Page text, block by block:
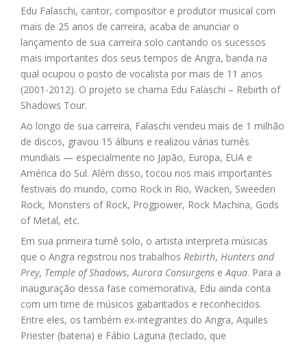
Edu Falaschi, cantor, compositor e produtor musical com
mais de 25 anos de carreira, acaba de anunciar o
lançamento de sua carreira solo cantando os sucessos
mais importantes dos seus tempos de Angra, banda na
qual ocupou o posto de vocalista por mais de 11 anos
(2001-2012). O projeto se chama Edu Falaschi – Rebirth of
Shadows Tour.
Ao longo de sua carreira, Falaschi vendeu mais de 1 milhão
de discos, gravou 15 álbuns e realizou várias turnês
mundiais — especialmente no Japão, Europa, EUA e
América do Sul. Além disso, tocou nos mais importantes
festivais do mundo, como Rock in Rio, Wacken, Sweeden
Rock, Monsters of Rock, Progpower, Rock Machina, Gods
of Metal, etc.
Em sua primeira turnê solo, o artista interpreta músicas
que o Angra registrou nos trabalhosRebirth,Hunters and
Prey, Temple of Shadows,Aurora Consurgens eAqua. Para a
inauguração dessa fase comemorativa, Edu ainda conta
com um time de músicos gabaritados e reconhecidos.
Entre eles, os também ex-integrantes do Angra, Aquiles
Priester (bateria) e Fábio Laguna (teclado, que